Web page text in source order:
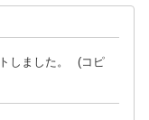
しました。 (コピ